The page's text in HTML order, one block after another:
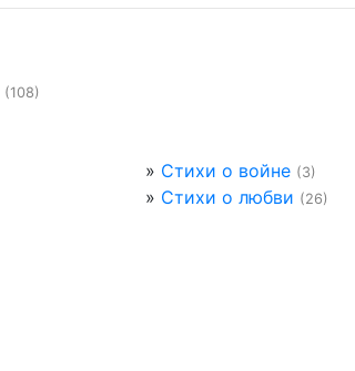
(108)
» Стихи о войне (3)
» Стихи о любви (26)